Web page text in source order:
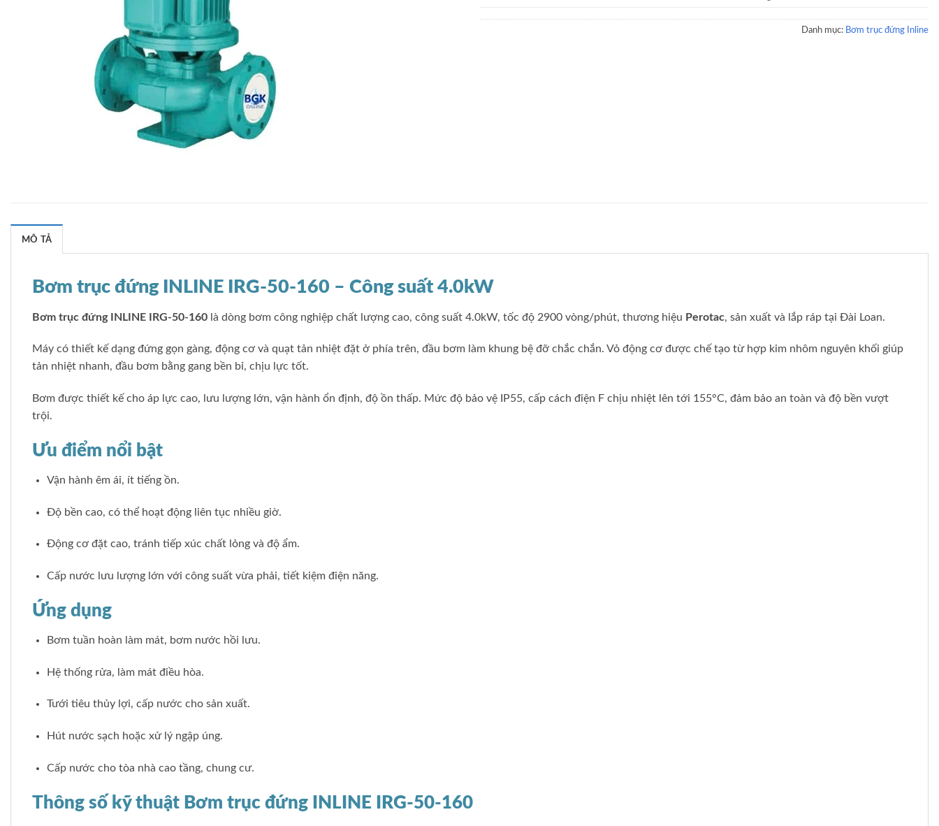
Danh mục: Bơm trục đứng Inline
MÔ TẢ
Bơm trục đứng INLINE IRG-50-160 – Công suất 4.0kW
Bơm trục đứng INLINE IRG-50-160 là dòng bơm công nghiệp chất lượng cao, công suất 4.0kW, tốc độ 2900 vòng/phút, thương hiệu Perotac, sản xuất và lắp ráp tại Đài Loan.
Máy có thiết kế dạng đứng gọn gàng, động cơ và quạt tản nhiệt đặt ở phía trên, đầu bơm làm khung bệ đỡ chắc chắn. Vỏ động cơ được chế tạo từ hợp kim nhôm nguyên khối giúp
tản nhiệt nhanh, đầu bơm bằng gang bền bỉ, chịu lực tốt.
Bơm được thiết kế cho áp lực cao, lưu lượng lớn, vận hành ổn định, độ ồn thấp. Mức độ bảo vệ IP55, cấp cách điện F chịu nhiệt lên tới 155°C, đảm bảo an toàn và độ bền vượt
trội.
Ưu điểm nổi bật
Vận hành êm ái, ít tiếng ồn.
Độ bền cao, có thể hoạt động liên tục nhiều giờ.
Động cơ đặt cao, tránh tiếp xúc chất lỏng và độ ẩm.
Cấp nước lưu lượng lớn với công suất vừa phải, tiết kiệm điện năng.
Ứng dụng
Bơm tuần hoàn làm mát, bơm nước hồi lưu.
Hệ thống rửa, làm mát điều hòa.
Tưới tiêu thủy lợi, cấp nước cho sản xuất.
Hút nước sạch hoặc xử lý ngập úng.
Cấp nước cho tòa nhà cao tầng, chung cư.
Thông số kỹ thuật Bơm trục đứng INLINE IRG-50-160